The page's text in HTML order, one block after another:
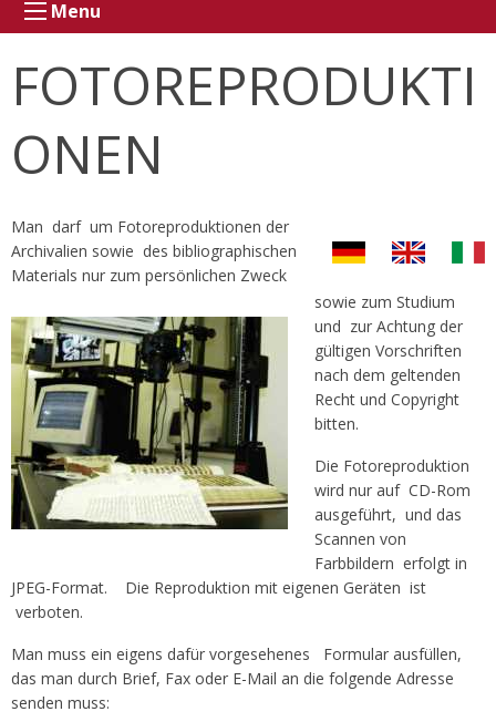
Menu
FOTOREPRODUKTI
ONEN
Man darf um Fotoreproduktionen der
Archivalien sowie des bibliographischen
Materials nur zum persönlichen Zweck
sowie zum Studium
und zur Achtung der
gültigen Vorschriften
nach dem geltenden
Recht und Copyright
bitten.
Die Fotoreproduktion
wird nur auf CD-Rom
ausgeführt, und das
Scannen von
Farbbildern erfolgt in
JPEG-Format. Die Reproduktion mit eigenen Geräten ist
verboten.
Man muss ein eigens dafür vorgesehenes Formular ausfüllen,
das man durch Brief, Fax oder E-Mail an die folgende Adresse
senden muss: